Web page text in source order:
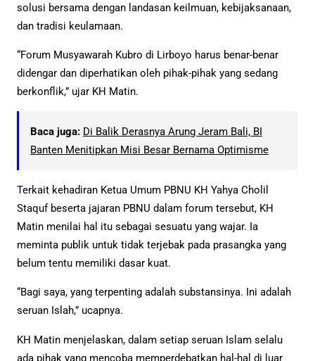
solusi bersama dengan landasan keilmuan, kebijaksanaan,
dan tradisi keulamaan.
“Forum Musyawarah Kubro di Lirboyo harus benar-benar
didengar dan diperhatikan oleh pihak-pihak yang sedang
berkonflik,” ujar KH Matin.
Baca juga: Di Balik Derasnya Arung Jeram Bali, BI
Banten Menitipkan Misi Besar Bernama Optimisme
Terkait kehadiran Ketua Umum PBNU KH Yahya Cholil
Staquf beserta jajaran PBNU dalam forum tersebut, KH
Matin menilai hal itu sebagai sesuatu yang wajar. Ia
meminta publik untuk tidak terjebak pada prasangka yang
belum tentu memiliki dasar kuat.
“Bagi saya, yang terpenting adalah substansinya. Ini adalah
seruan Islah,” ucapnya.
KH Matin menjelaskan, dalam setiap seruan Islam selalu
ada pihak yang mencoba memperdebatkan hal-hal di luar